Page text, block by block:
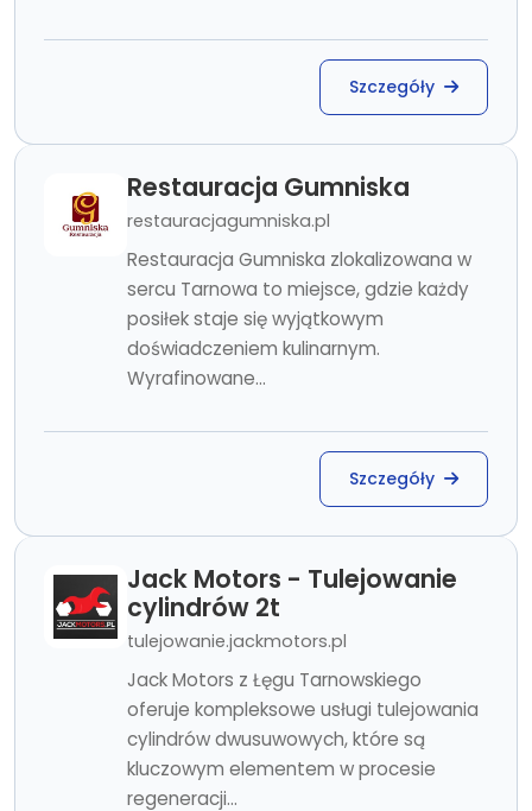
Szczegóły
Restauracja Gumniska
restauracjagumniska.pl
Restauracja Gumniska zlokalizowana w
sercu Tarnowa to miejsce, gdzie każdy
posiłek staje się wyjątkowym
doświadczeniem kulinarnym.
Wyrafinowane...
Szczegóły
Jack Motors - Tulejowanie
cylindrów 2t
tulejowanie.jackmotors.pl
Jack Motors z Łęgu Tarnowskiego
oferuje kompleksowe usługi tulejowania
cylindrów dwusuwowych, które są
kluczowym elementem w procesie
regeneracji...